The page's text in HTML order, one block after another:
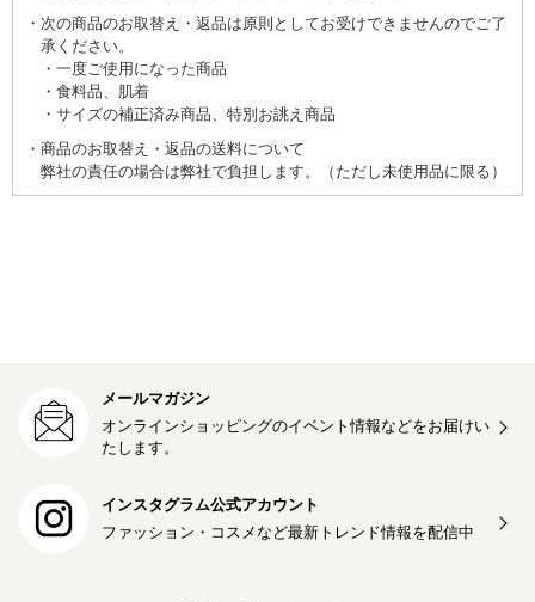
次の商品のお取替え・返品は原則としてお受けできませんのでご了
承ください。
一度ご使用になった商品
食料品、肌着
サイズの補正済み商品、特別お誂え商品
商品のお取替え・返品の送料について
弊社の責任の場合は弊社で負担します。（ただし未使用品に限る）
メールマガジン
オンラインショッピングのイベント情報などをお届けい
たします。
インスタグラム公式アカウント
ファッション・コスメなど最新トレンド情報を配信中